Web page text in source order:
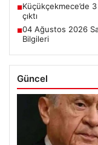
■Küçükçekmece’de
çıktı
■04 Ağustos 2026
Bilgileri
Güncel